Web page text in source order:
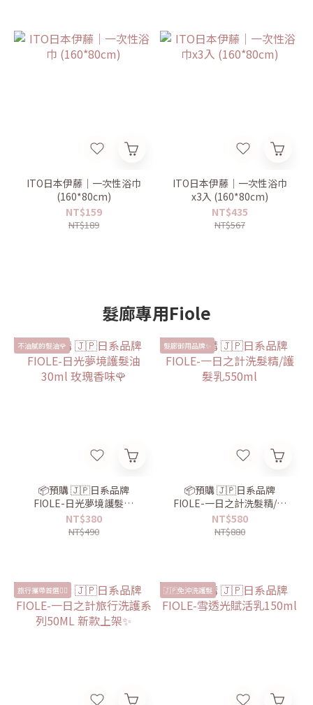
ITO日本伊藤｜一次性浴巾
(160*80cm)
NT$159
NT$189
ITO日本伊藤｜一次性浴巾
x3入 (160*80cm)
NT$435
NT$567
髮廊專用Fiole
不油膩的髮油🌹
📦預購 🇯🇵日系品牌
FIOLE-日光夢境護髮油
30ml 玫瑰香味🌹
NT$380
NT$490
髮廊御用品牌✨
📦預購 🇯🇵日系品牌
FIOLE-一日之計洗髮精/護
髮乳550ml
NT$580
NT$880
旅行攜帶首選👍🏻 🇯🇵免沖洗護髮